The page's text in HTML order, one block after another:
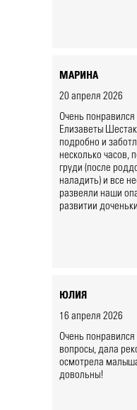
МАРИНА
20 апреля 2026
Очень
Елизаветы
подробно и
несколько часов,
груди (после
наладить) и все
развеяли наши
развитии
ЮЛИЯ
16 апреля 2026
Очень понравился
вопросы, дала
осмотрела
довольны!